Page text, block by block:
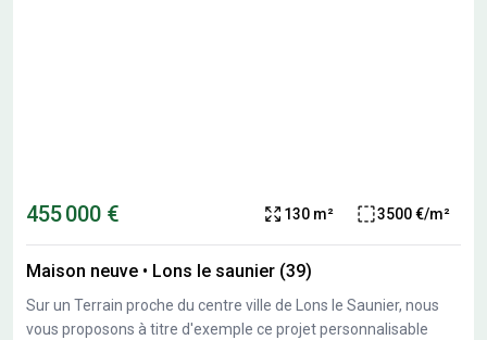
455 000 € 130 m² 3500 €/m²
Maison neuve • Lons le saunier (39)
Sur un Terrain proche du centre ville de Lons le Saunier, nous
vous proposons à titre d'exemple ce projet personnalisable